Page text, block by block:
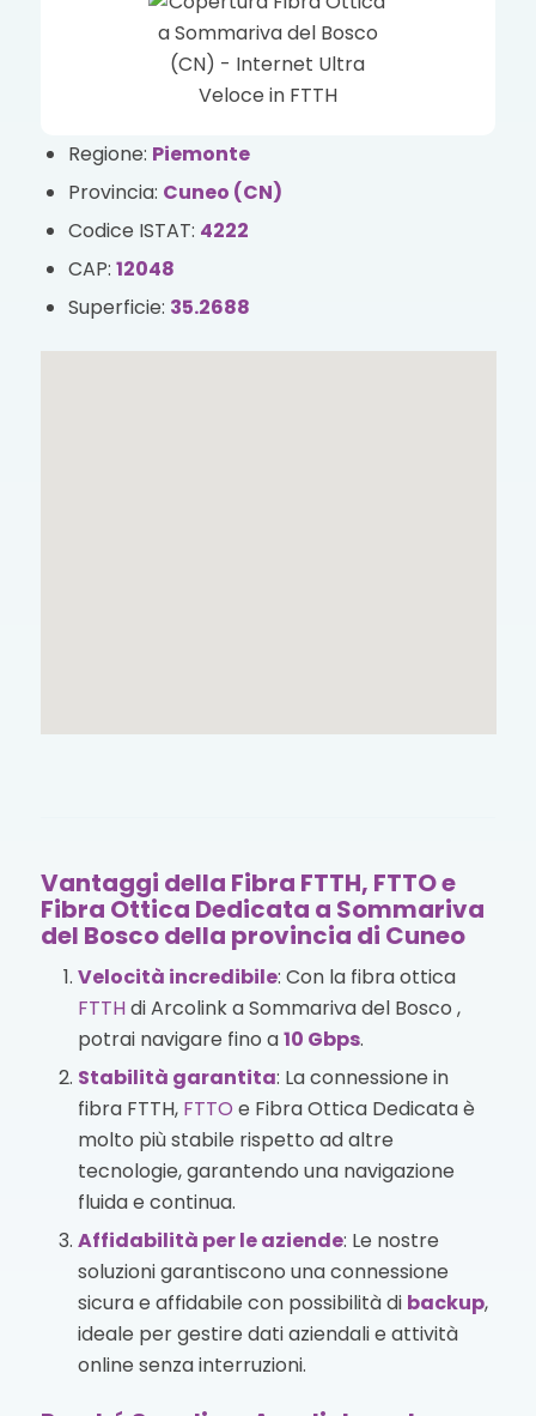
Regione: Piemonte
Provincia: Cuneo (CN)
Codice ISTAT: 4222
CAP: 12048
Superficie: 35.2688
Vantaggi della Fibra FTTH, FTTO e
Fibra Ottica Dedicata a Sommariva
del Bosco della provincia di Cuneo
Velocità incredibile: Con la fibra ottica
FTTHdi Arcolink a Sommariva del Bosco ,
potrai navigare fino a10 Gbps.
Stabilità garantita: La connessione in
fibra FTTH, FTTO e Fibra Ottica Dedicata è
molto più stabile rispetto ad altre
tecnologie, garantendo una navigazione
fluida e continua.
Affidabilità per le aziende: Le nostre
soluzioni garantiscono una connessione
sicura e affidabile con possibilità di backup,
ideale per gestire dati aziendali e attività
online senza interruzioni.